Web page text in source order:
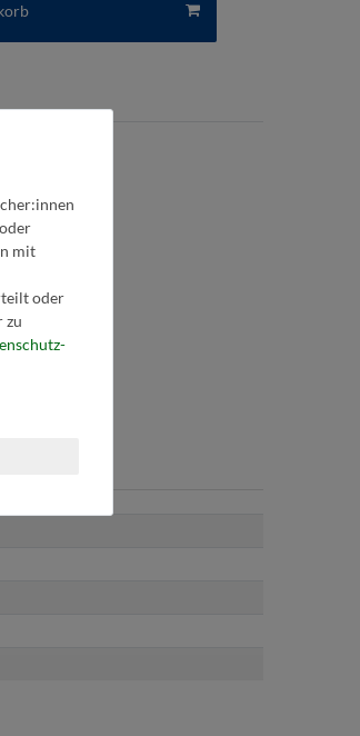
mit
oder
zu